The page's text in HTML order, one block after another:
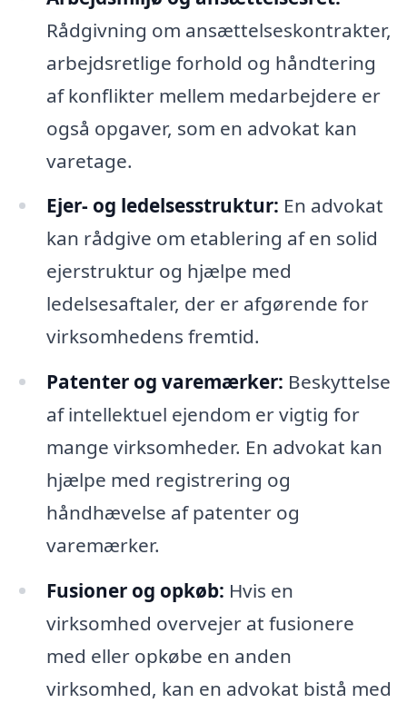
Rådgivning om ansættelseskontrakter,
arbejdsretlige forhold og håndtering
af konflikter mellem medarbejdere er
også opgaver, som en advokat kan
varetage.
Ejer- og ledelsesstruktur: En advokat
kan rådgive om etablering af en solid
ejerstruktur og hjælpe med
ledelsesaftaler, der er afgørende for
virksomhedens fremtid.
Patenter og varemærker: Beskyttelse
af intellektuel ejendom er vigtig for
mange virksomheder. En advokat kan
hjælpe med registrering og
håndhævelse af patenter og
varemærker.
Fusioner og opkøb: Hvis en
virksomhed overvejer at fusionere
med eller opkøbe en anden
virksomhed, kan en advokat bistå med